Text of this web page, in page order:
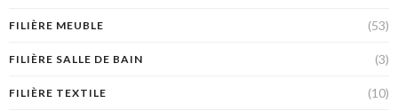
FILIÈRE MEUBLE (53)
FILIÈRE SALLE DE BAIN (3)
FILIÈRE TEXTILE (10)